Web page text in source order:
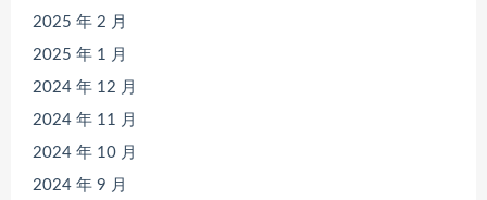
2025 年 2 月
2025 年 1 月
2024 年 12 月
2024 年 11 月
2024 年 10 月
2024 年 9 月